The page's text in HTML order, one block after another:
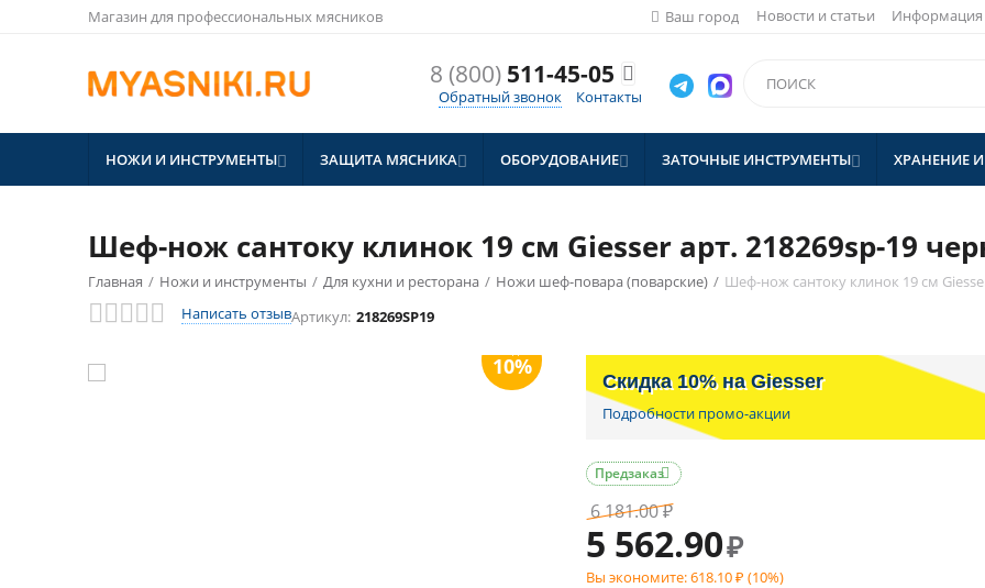
Магазин для профессиональных мясников Новости и статьи Информация
Ваш город
8 (800)511-45-05 
Обратный звонок Контакты
НОЖИ И ИНСТРУМЕНТЫ ЗАЩИТА МЯСНИКА ОБОРУДОВАНИЕ ЗАТОЧНЫЕ ИНСТРУМЕНТЫ ХРАНЕНИЕ
Шеф-нож сантоку клинок 19 см Giesser арт. 218269sp-19
Главная / Ножи и инструменты / Для кухни и ресторана / Ножи шеф-повара (поварские) / Шеф-нож сантоку клинок 19 см
Написать отзывАртикул: 218269SP19
СКИДКА
10%
Скидка 10% на Giesser
Подробности промо-акции

Предзаказ
6 181.00 ₽
5 562.90₽
Вы экономите:618.10 ₽ (10%)